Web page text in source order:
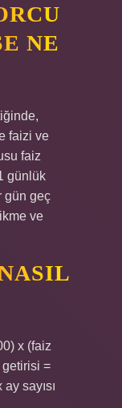
NE
faizi ve
faiz
günlük
gün geç
ve
x (faiz
getirisi =
sayısı